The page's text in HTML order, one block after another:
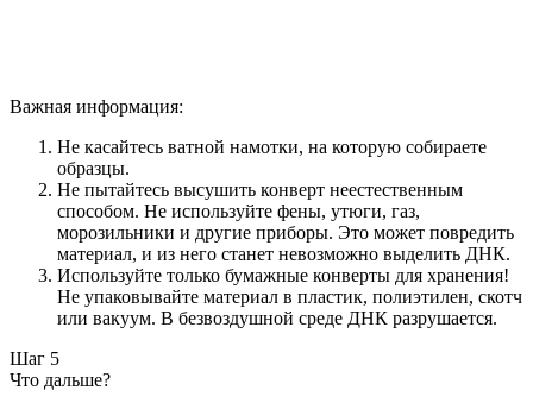
Важная информация:
Не касайтесь ватной намотки, на которую собираете
образцы.
Не пытайтесь высушить конверт неестественным
способом. Не используйте фены, утюги, газ,
морозильники и другие приборы. Это может повредить
материал, и из него станет невозможно выделить ДНК.
Используйте только бумажные конверты для хранения!
Не упаковывайте материал в пластик, полиэтилен, скотч
или вакуум. В безвоздушной среде ДНК разрушается.
Шаг 5
Что дальше?